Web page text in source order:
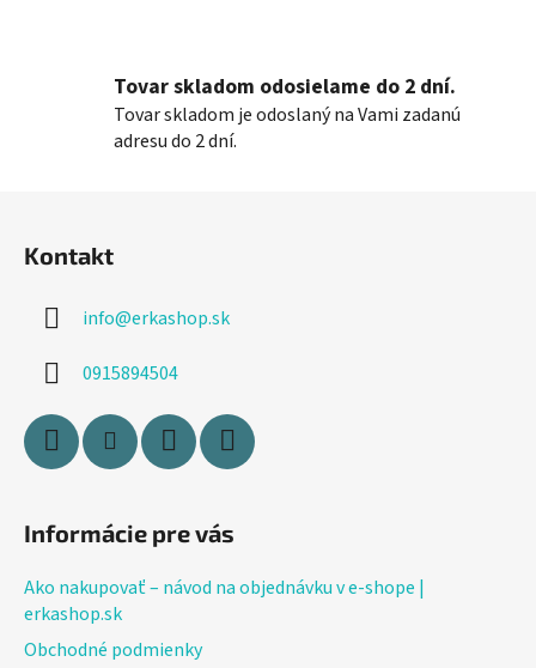
v
k
Tovar skladom odosielame do 2 dní.
Tovar skladom je odoslaný na Vami zadanú
adresu do 2 dní.
Kontakt
info@erkashop.sk
0915894504
Informácie pre vás
Ako nakupovať – návod na objednávku v e-shope |
erkashop.sk
Obchodné podmienky